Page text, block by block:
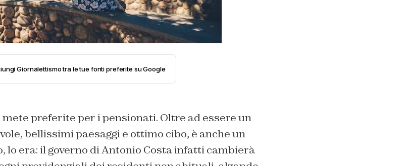
Giornalettismo tra le tue fonti preferite su Google
mete preferite per i pensionati. Oltre ad essere un
bellissimi paesaggi e ottimo cibo, è anche un
lo era: il governo di Antonio Costa infatti cambierà